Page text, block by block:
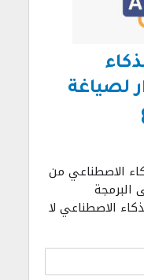
10 اسرار لصياغة
الاصطناعي من
البرمجة
الاصطناعي لا